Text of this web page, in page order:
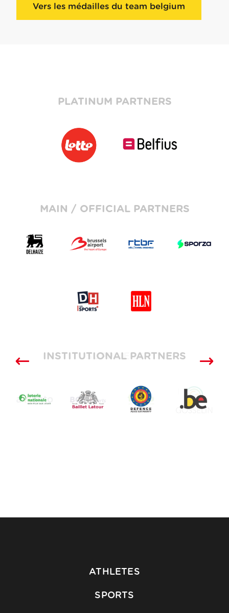
Vers les médailles du team belgium
PLATINUM PARTNERS
MAIN / OFFICIAL PARTNERS
SUPPLIERS
INSTITUTIONAL PARTNERS
ATHLETES
SPORTS